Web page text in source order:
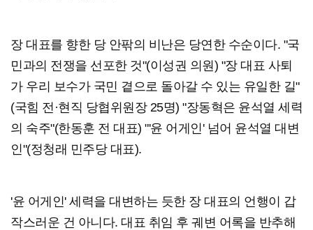
장 대표를 향한 당 안팎의 비난은 당연한 수순이다. "국
민과의 전쟁을 선포한 것"(이성권 의원) "장 대표 사퇴
가 우리 보수가 국민 곁으로 돌아갈 수 있는 유일한 길"
(국힘 전·현직 당협위원장 25명) "장동혁은 윤석열 세력
의 숙주"(한동훈 전 대표) "'윤 어게인' 넘어 윤석열 대변
인"(정청래 민주당 대표).
'윤 어게인' 세력을 대변하는 듯한 장 대표의 언행이 갑
작스러운 건 아니다. 대표 취임 후 궤변 어록을 반추해